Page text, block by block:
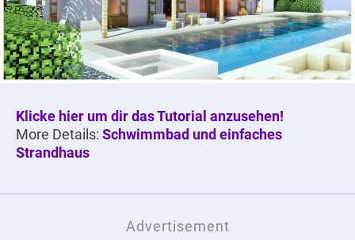
Klicke hier um dir das Tutorial anzusehen!
More Details: Schwimmbad und einfaches
Strandhaus